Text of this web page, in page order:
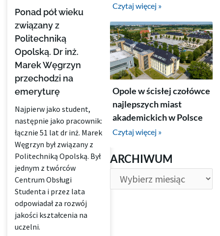
Ponad pół wieku
związany z
Politechniką
Opolską. Dr inż.
Marek Węgrzyn
przechodzi na
emeryturę
Najpierw jako student,
następnie jako pracownik:
łącznie 51 lat dr inż. Marek
Węgrzyn był związany z
Politechniką Opolską. Był
jednym z twórców
Centrum Obsługi
Studenta i przez lata
odpowiadał za rozwój
jakości kształcenia na
uczelni.
Czytaj więcej »
Opole w ścisłej czołówce
najlepszych miast
akademickich w Polsce
Czytaj więcej »
ARCHIWUM
ARCHIWUM